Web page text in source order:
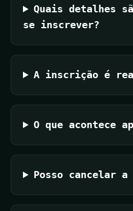
Quais detalhes
se inscrever?
A inscrição é
O que acontece
Posso cancelar